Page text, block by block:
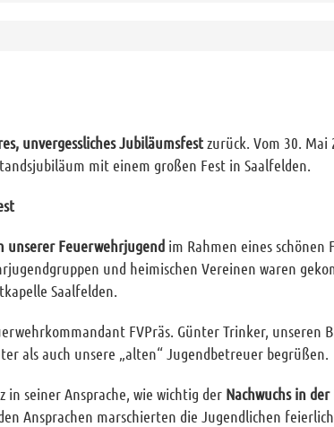
unvergessliches Jubiläumsfestzurück. Vom 30. Mai
mit einem großen Fest in Saalfelden.
unserer Feuerwehrjugend im Rahmen eines schönen
und heimischen Vereinen waren
Saalfelden.
FVPräs. Günter Trinker, unseren
als auch unsere „alten“ Jugendbetreuer begrüßen.
seiner Ansprache, wie wichtig der Nachwuchs in
Ansprachen marschierten die Jugendlichen